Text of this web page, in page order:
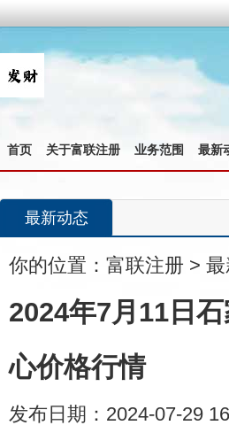
首页 关于富联注册 业务范围 最新
最新动态
你的位置： 富联注册 >
2024年7月11日
心价格行情
发布日期：2024-07-29